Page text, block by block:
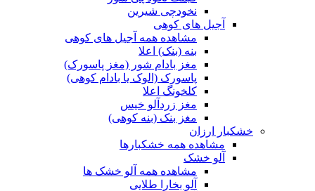
نخودچی شیرین
آجیل های کوهی
مشاهده همه آجیل های کوهی
بنه (بنک) اعلا
مغز بادام شور (مغز پاسورک)
پاسورک (الوک یا بادام کوهی)
کلخونگ اعلا
مغز زردآلو خیس
مغز بنک (بنه کوهی)
خشکبار ارزان
مشاهده همه خشکبارها
آلو خشک
مشاهده همه آلو خشک ها
آلو بخارا طلایی